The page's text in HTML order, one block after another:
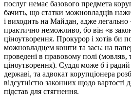
послуг немає базового предмета
бачить, що статки можновладців
і виходить на Майдан, адже легально
практично неможливо, бо він «в
ціноутворення. Прокурор і хотів би
можновладцем кошти та зась: на
проведені в правовому полі (мовляв,
ціноутворення). Суддя може б і
державі, та адвокат корупціонера
відсутністю законних щодо вартості
підстав для стягнення.